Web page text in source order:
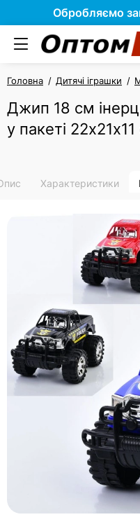
Обробляємо
Головна Дитячі іграшки
Джип 18 см
у пакеті
Характеристики